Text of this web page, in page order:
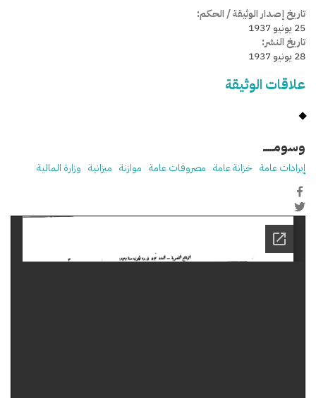
تاريخ إصدار الوثيقة / الحكم:
25 يونيو 1937
تاريخ النشر:
28 يونيو 1937
علاقات الوثيقة
وسومـــــ
إيرادات عامة خزانة عامة مصروفات عامة موازنة ميزانية وزارة المالية